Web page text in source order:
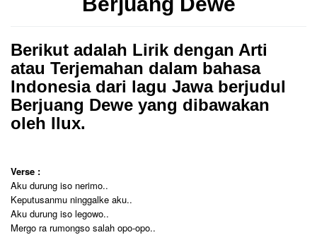
Berikut adalah Lirik dengan Arti
atau Terjemahan dalam bahasa
Indonesia dari lagu Jawa berjudul
Berjuang Dewe yang dibawakan
oleh Ilux.
Verse :
Aku durung iso nerimo..
Keputusanmu ninggalke aku..
Aku durung iso legowo..
Mergo ra rumongso salah opo-opo..